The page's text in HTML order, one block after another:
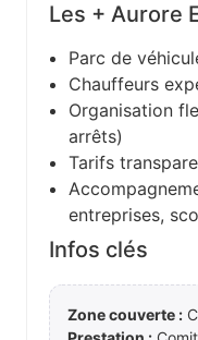
Les + Aurore
Parc de
Chauffeurs
Organisation
arrêts)
Tarifs
entreprises,
Infos clés
Zone couverte :